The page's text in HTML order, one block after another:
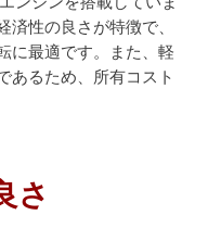
性の良さが特徴で、
に最適です。また、軽
あるため、所有コスト
さ